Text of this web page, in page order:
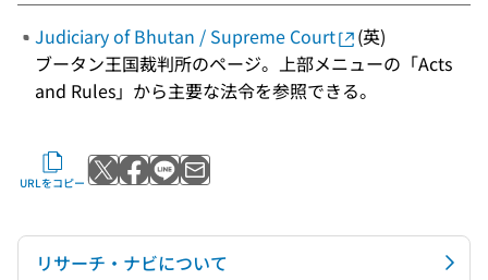
Judiciary of Bhutan / Supreme Court
(英)
ブータン王国裁判所のページ。上部メニューの「Acts
and Rules」から主要な法令を参照できる。
URLをコピー Xでポストする
Facebookでシェアする
LINEで送る
メールで送る
リサーチ・ナビについて